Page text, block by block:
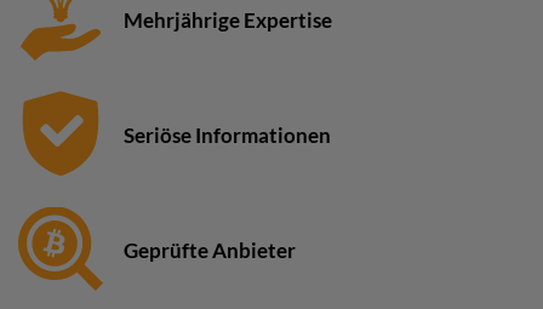
Mehrjährige Expertise
Seriöse Informationen
Geprüfte Anbieter